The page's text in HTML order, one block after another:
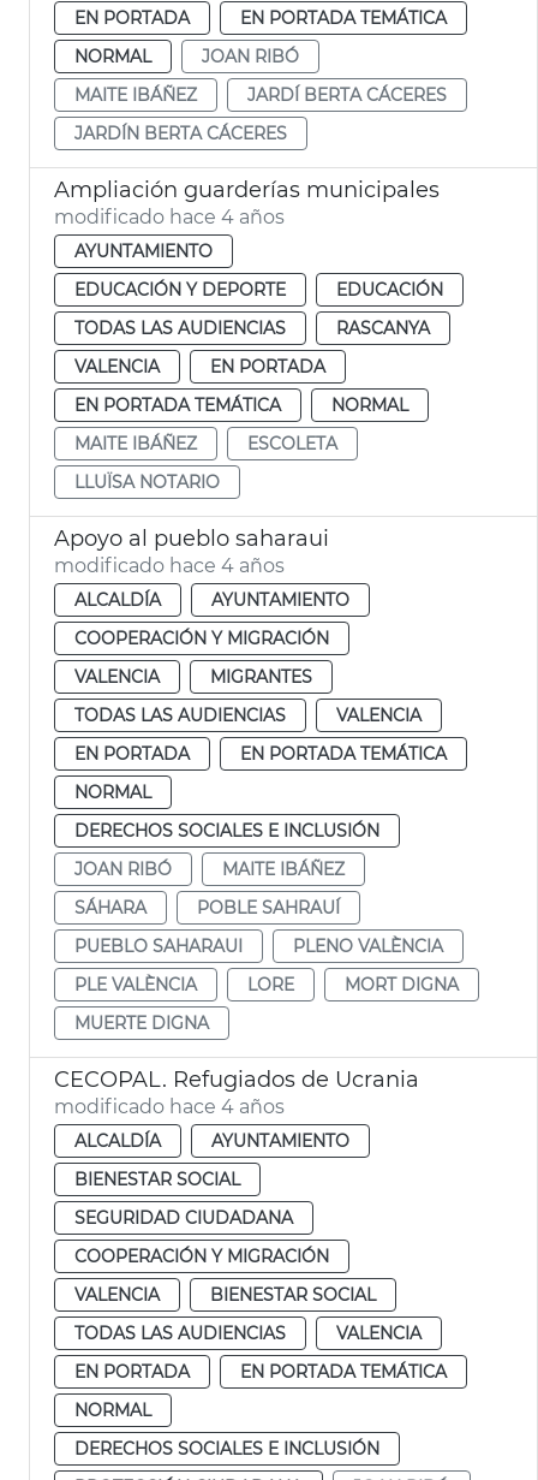
EN PORTADA
EN PORTADA TEMÁTICA
NORMAL
JOAN RIBÓ
MAITE IBÁÑEZ
JARDÍ BERTA CÁCERES
JARDÍN BERTA CÁCERES
Ampliación guarderías municipales
modificado hace 4 años
AYUNTAMIENTO
EDUCACIÓN Y DEPORTE
EDUCACIÓN
TODAS LAS AUDIENCIAS
RASCANYA
VALENCIA
EN PORTADA
EN PORTADA TEMÁTICA
NORMAL
MAITE IBÁÑEZ
ESCOLETA
LLUÏSA NOTARIO
Apoyo al pueblo saharaui
modificado hace 4 años
ALCALDÍA
AYUNTAMIENTO
COOPERACIÓN Y MIGRACIÓN
VALENCIA
MIGRANTES
TODAS LAS AUDIENCIAS
VALENCIA
EN PORTADA
EN PORTADA TEMÁTICA
NORMAL
DERECHOS SOCIALES E INCLUSIÓN
JOAN RIBÓ
MAITE IBÁÑEZ
SÁHARA
POBLE SAHRAUÍ
PUEBLO SAHARAUI
PLENO VALÈNCIA
PLE VALÈNCIA
LORE
MORT DIGNA
MUERTE DIGNA
CECOPAL. Refugiados de Ucrania
modificado hace 4 años
ALCALDÍA
AYUNTAMIENTO
BIENESTAR SOCIAL
SEGURIDAD CIUDADANA
COOPERACIÓN Y MIGRACIÓN
VALENCIA
BIENESTAR SOCIAL
TODAS LAS AUDIENCIAS
VALENCIA
EN PORTADA
EN PORTADA TEMÁTICA
NORMAL
DERECHOS SOCIALES E INCLUSIÓN